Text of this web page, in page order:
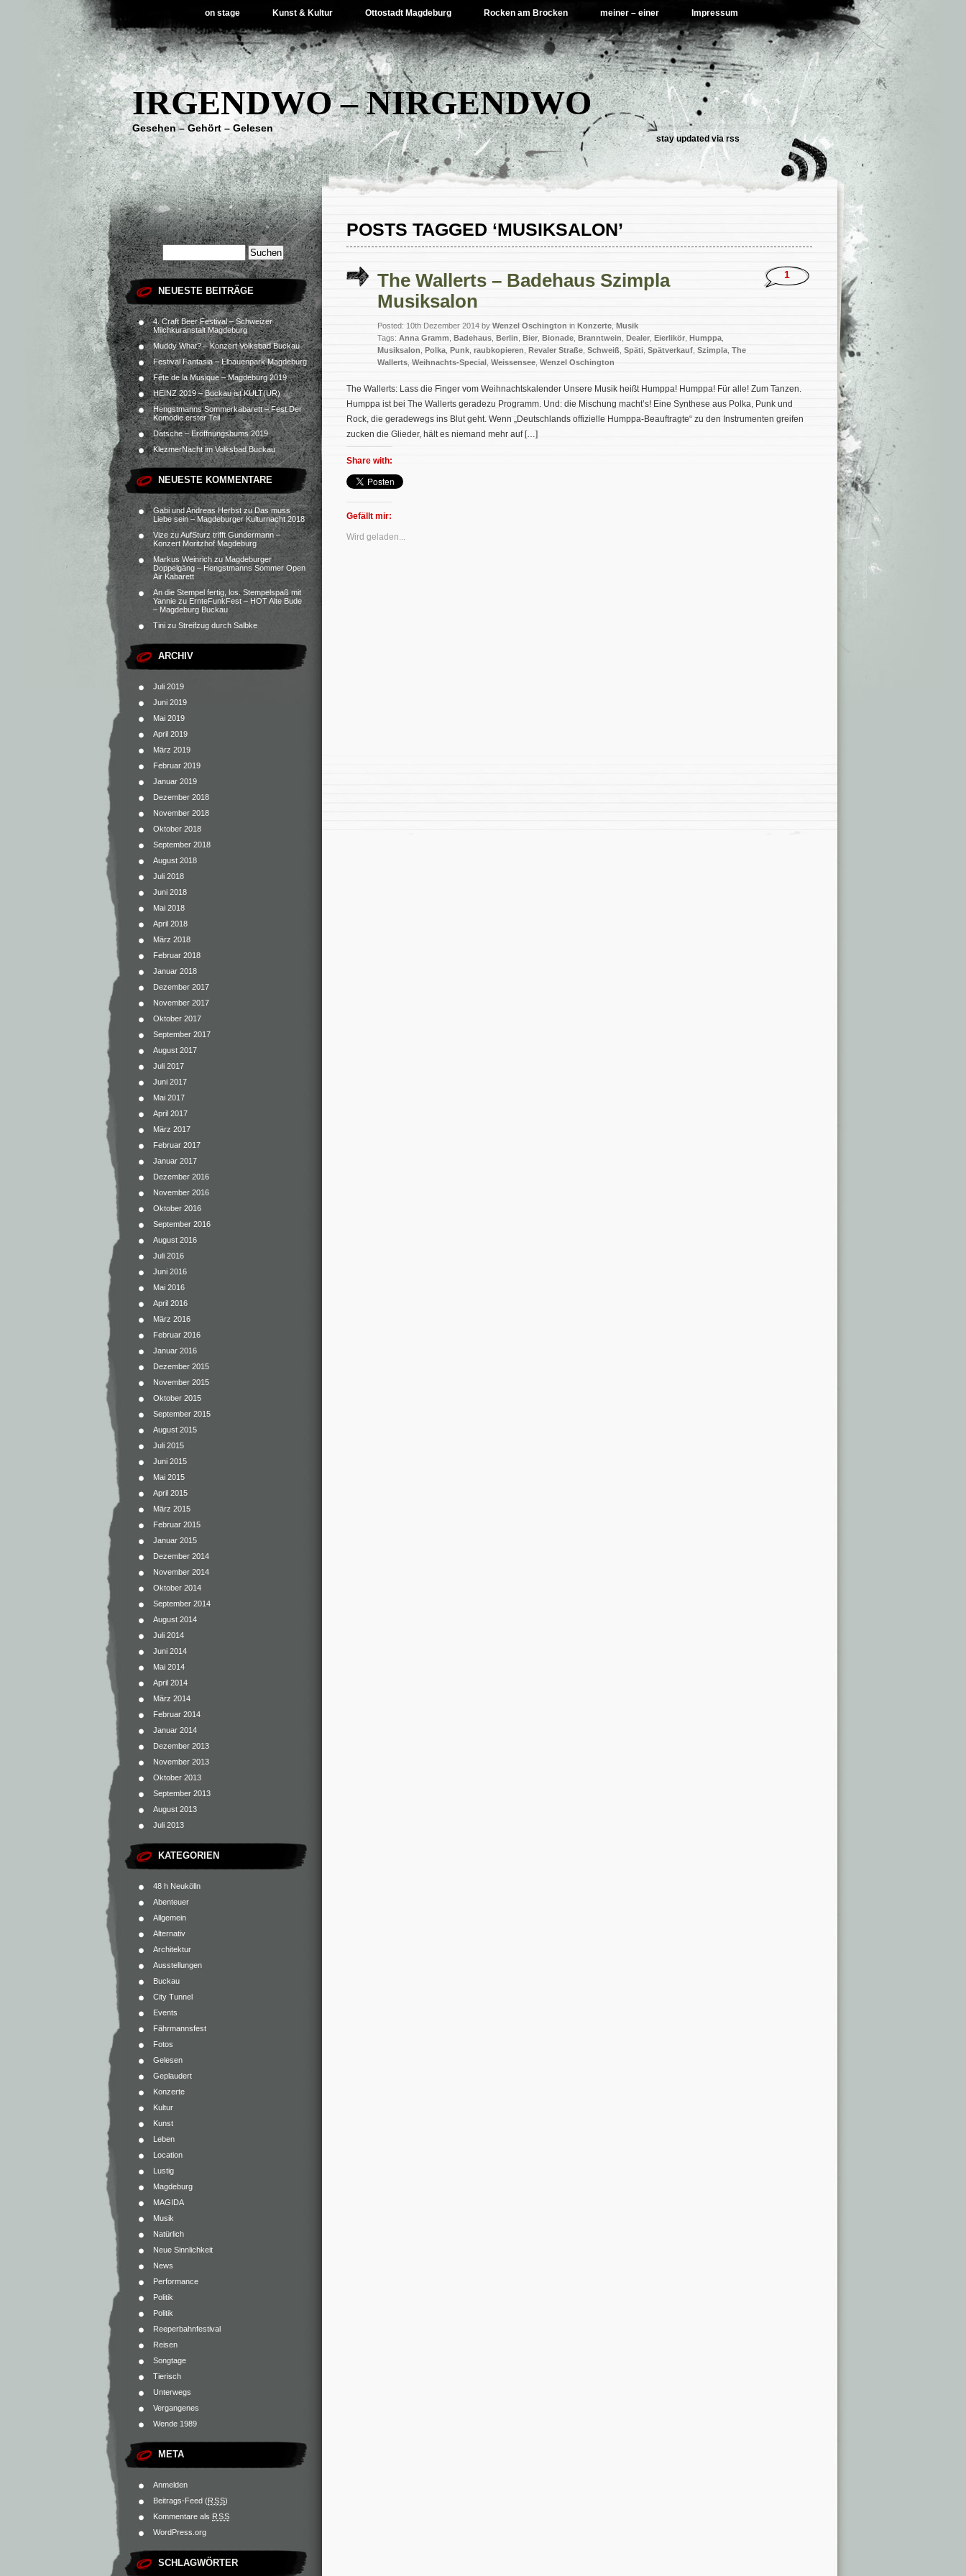
on stage Kunst & Kultur Ottostadt Magdeburg Rocken am Brocken meiner – einer Impressum
IRGENDWO – NIRGENDWO
Gesehen – Gehört – Gelesen
stay updated viarss
NEUESTE BEITRÄGE
4. Craft Beer Festival – Schweizer
Milchkuranstalt Magdeburg
Muddy What? – Konzert Volksbad Buckau
Festival Fantasia – Elbauenpark Magdeburg
Fête de la Musique – Magdeburg 2019
HEINZ 2019 – Buckau ist KULT(UR)
Hengstmanns Sommerkabarett – Fest.Der
Komödie erster Teil
Datsche – Eröffnungsbums 2019
KlezmerNacht im Volksbad Buckau
NEUESTE KOMMENTARE
Gabi und Andreas HerbstzuDas muss
Liebe sein – Magdeburger Kulturnacht 2018
Vize zuAufSturz trifft Gundermann –
Konzert Moritzhof Magdeburg
Markus Weinrich zu Magdeburger
Doppelgäng – Hengstmanns Sommer Open
Air Kabarett
An die Stempel fertig, los. Stempelspaß mit
Yannie zu ErnteFunkFest – HOT Alte Bude
– Magdeburg Buckau
Tini zu Streifzug durch Salbke
ARCHIV
Juli 2019
Juni 2019
Mai 2019
April 2019
März 2019
Februar 2019
Januar 2019
Dezember 2018
November 2018
Oktober 2018
September 2018
August 2018
Juli 2018
Juni 2018
Mai 2018
April 2018
März 2018
Februar 2018
Januar 2018
Dezember 2017
November 2017
Oktober 2017
September 2017
August 2017
Juli 2017
Juni 2017
Mai 2017
April 2017
März 2017
Februar 2017
Januar 2017
Dezember 2016
November 2016
Oktober 2016
September 2016
August 2016
Juli 2016
Juni 2016
Mai 2016
April 2016
März 2016
Februar 2016
Januar 2016
Dezember 2015
November 2015
Oktober 2015
September 2015
August 2015
Juli 2015
Juni 2015
Mai 2015
April 2015
März 2015
Februar 2015
Januar 2015
Dezember 2014
November 2014
Oktober 2014
September 2014
August 2014
Juli 2014
Juni 2014
Mai 2014
April 2014
März 2014
Februar 2014
Januar 2014
Dezember 2013
November 2013
Oktober 2013
September 2013
August 2013
Juli 2013
KATEGORIEN
48 h Neukölln
Abenteuer
Allgemein
Alternativ
Architektur
Ausstellungen
Buckau
City Tunnel
Events
Fährmannsfest
Fotos
Gelesen
Geplaudert
Konzerte
Kultur
Kunst
Leben
Location
Lustig
Magdeburg
MAGIDA
Musik
Natürlich
Neue Sinnlichkeit
News
Performance
Politik
Politik
Reeperbahnfestival
Reisen
Songtage
Tierisch
Unterwegs
Vergangenes
Wende 1989
META
Anmelden
Beitrags-Feed (RSS)
Kommentare als RSS
WordPress.org
SCHLAGWÖRTER
POSTS TAGGED ‘MUSIKSALON’
The Wallerts – Badehaus Szimpla
Musiksalon
Posted: 10th Dezember 2014 by Wenzel Oschington in Konzerte Musik
Tags: Anna Gramm Badehaus Berlin Bier Bionade Branntwein Dealer Eierlikör Humppa
Musiksalon Polka Punk raubkopieren Revaler Straße Schweiß Späti Spätverkauf Szimpla The
Wallerts Weihnachts-Special Weissensee Wenzel Oschington
1
The Wallerts: Lass die Finger vom Weihnachtskalender Unsere Musik heißt Humppa! Humppa! Für alle! Zum Tanzen.
Humppa ist bei The Wallerts geradezu Programm. Und: die Mischung macht’s! Eine Synthese aus Polka, Punk und
Rock, die geradewegs ins Blut geht. Wenn „Deutschlands offizielle Humppa-Beauftragte“ zu den Instrumenten greifen
zucken die Glieder, hält es niemand mehr auf […]
Share with:
Gefällt mir:
Wird geladen...